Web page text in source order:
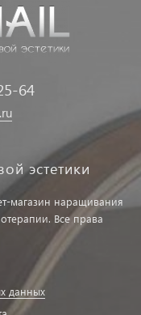
64
эстетики
магазин наращивания
Все права
данных